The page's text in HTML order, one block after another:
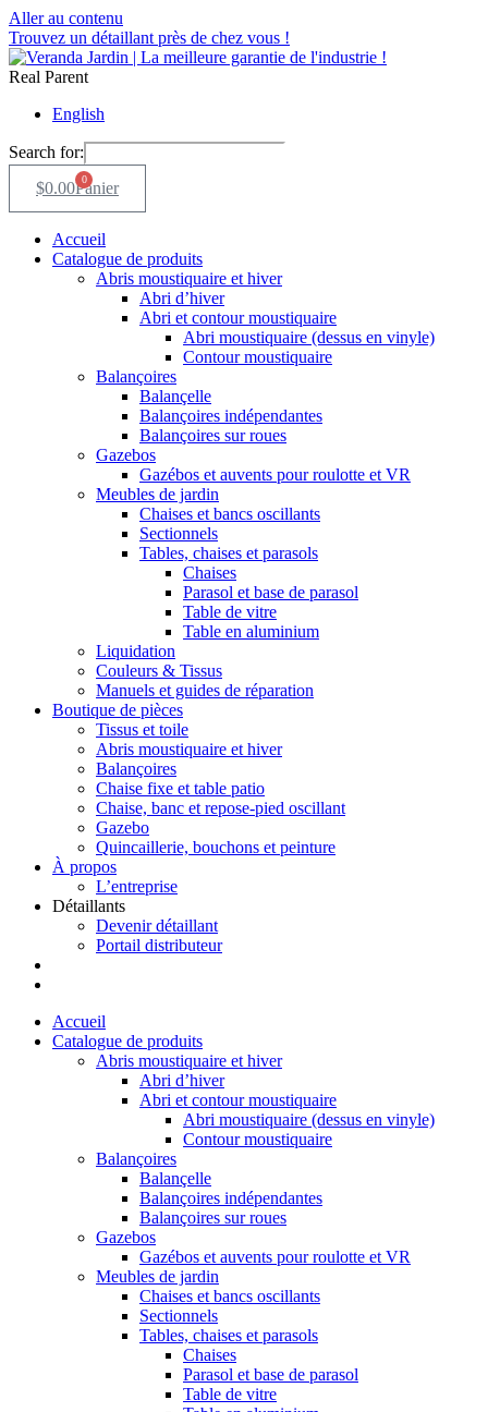
Aller au contenu
Trouvez un détaillant près de chez vous !
Real Parent
English
Search for:
$0.00 0
Panier
Accueil
Catalogue de produits
Abris moustiquaire et hiver
Abri d’hiver
Abri et contour moustiquaire
Abri moustiquaire (dessus en vinyle)
Contour moustiquaire
Balançoires
Balançelle
Balançoires indépendantes
Balançoires sur roues
Gazebos
Gazébos et auvents pour roulotte et VR
Meubles de jardin
Chaises et bancs oscillants
Sectionnels
Tables, chaises et parasols
Chaises
Parasol et base de parasol
Table de vitre
Table en aluminium
Liquidation
Couleurs & Tissus
Manuels et guides de réparation
Boutique de pièces
Tissus et toile
Abris moustiquaire et hiver
Balançoires
Chaise fixe et table patio
Chaise, banc et repose-pied oscillant
Gazebo
Quincaillerie, bouchons et peinture
À propos
L’entreprise
Détaillants
Devenir détaillant
Portail distributeur
Accueil
Catalogue de produits
Abris moustiquaire et hiver
Abri d’hiver
Abri et contour moustiquaire
Abri moustiquaire (dessus en vinyle)
Contour moustiquaire
Balançoires
Balançelle
Balançoires indépendantes
Balançoires sur roues
Gazebos
Gazébos et auvents pour roulotte et VR
Meubles de jardin
Chaises et bancs oscillants
Sectionnels
Tables, chaises et parasols
Chaises
Parasol et base de parasol
Table de vitre